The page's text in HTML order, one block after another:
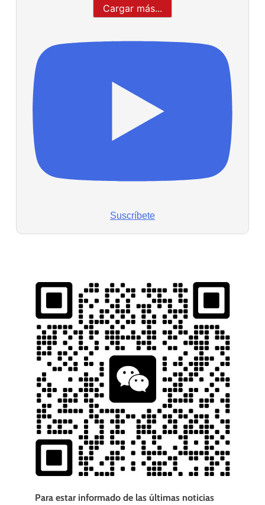
Cargar más...
Suscríbete
Para estar informado de las últimas noticias